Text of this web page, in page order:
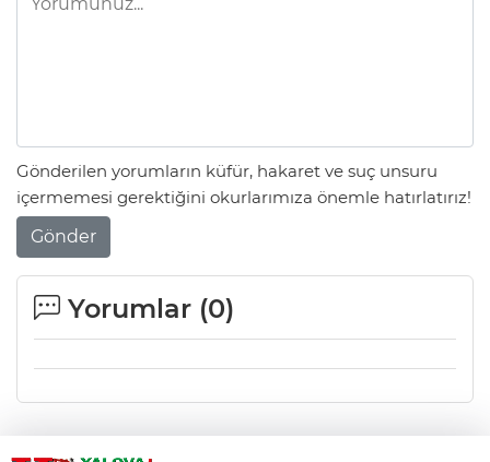
Gönderilen yorumların küfür, hakaret ve suç unsuru
içermemesi gerektiğini okurlarımıza önemle hatırlatırız!
Gönder
Yorumlar (0)